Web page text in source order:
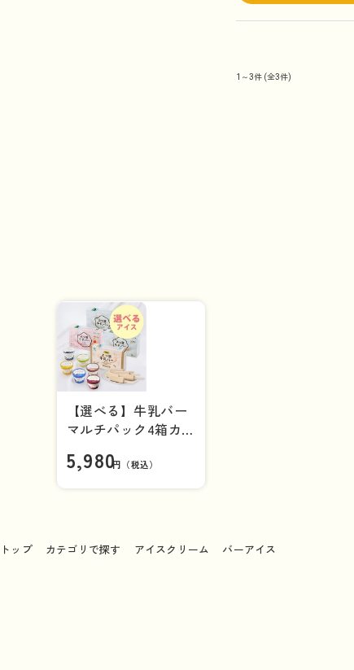
1～3件 (全3件)
【選べる】牛乳バー
マルチパック4箱カッ
【送料負担ナシ】
5,980円（税込）
トップ カテゴリで探す アイスクリーム バーアイス